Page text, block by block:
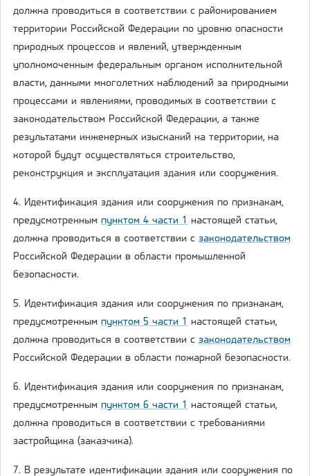
должна проводиться в соответствии с районированием
территории Российской Федерации по уровню опасности
природных процессов и явлений, утвержденным
уполномоченным федеральным органом исполнительной
власти, данными многолетних наблюдений за природными
процессами и явлениями, проводимых в соответствии с
законодательством Российской Федерации, а также
результатами инженерных изысканий на территории, на
которой будут осуществляться строительство,
реконструкция и эксплуатация здания или сооружения.
4. Идентификация здания или сооружения по признакам,
предусмотренным пунктом 4 части 1 настоящей статьи,
должна проводиться в соответствии с законодательством
Российской Федерации в области промышленной
безопасности.
5. Идентификация здания или сооружения по признакам,
предусмотренным пунктом 5 части 1 настоящей статьи,
должна проводиться в соответствии с законодательством
Российской Федерации в области пожарной безопасности.
6. Идентификация здания или сооружения по признакам,
предусмотренным пунктом 6 части 1 настоящей статьи,
должна проводиться в соответствии с требованиями
застройщика (заказчика).
7. В результате идентификации здания или сооружения по